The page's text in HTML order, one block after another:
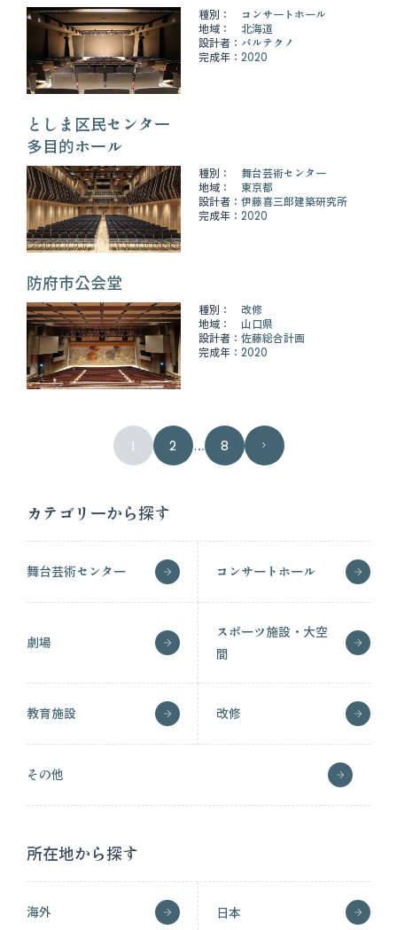
種別：
コンサートホール
地域：
北海道
設計者： パルテクノ
完成年： 2020
としま区民センター
多目的ホール
種別：
舞台芸術センター
地域：
東京都
設計者： 伊藤喜三郎建築研究所
完成年： 2020
防府市公会堂
種別：
改修
地域：
山口県
設計者： 佐藤総合計画
完成年： 2020
1 2 … 8
カテゴリーから探す
舞台芸術センター コンサートホール
劇場
スポーツ施設・大空
間
教育施設 改修
その他
所在地から探す
海外 日本